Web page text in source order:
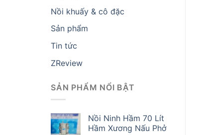
Nồi khuấy & cô đặc
Sản phẩm
Tin tức
ZReview
SẢN PHẨM NỔI BẬT
Nồi Ninh Hầm 70 Lít
Hầm Xương Nấu Phở